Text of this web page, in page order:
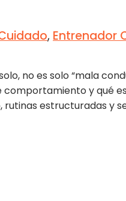
, Entrenador
no es solo “mala
comportamiento y
estructuradas y